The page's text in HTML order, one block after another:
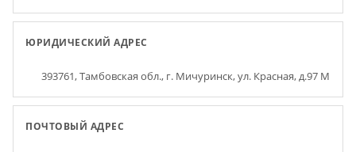
ЮРИДИЧЕСКИЙ АДРЕС
393761, Тамбовская обл., г. Мичуринск, ул. Красная, д.97 М
ПОЧТОВЫЙ АДРЕС